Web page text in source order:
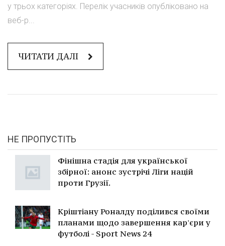
у трьох категоріях. Перелік учасників опубліковано на
веб-р...
ЧИТАТИ ДАЛІ
НЕ ПРОПУСТІТЬ
Фінішна стадія для української
збірної: анонс зустрічі Ліги націй
проти Грузії.
Кріштіану Роналду поділився своїми
планами щодо завершення кар'єри у
футболі - Sport News 24